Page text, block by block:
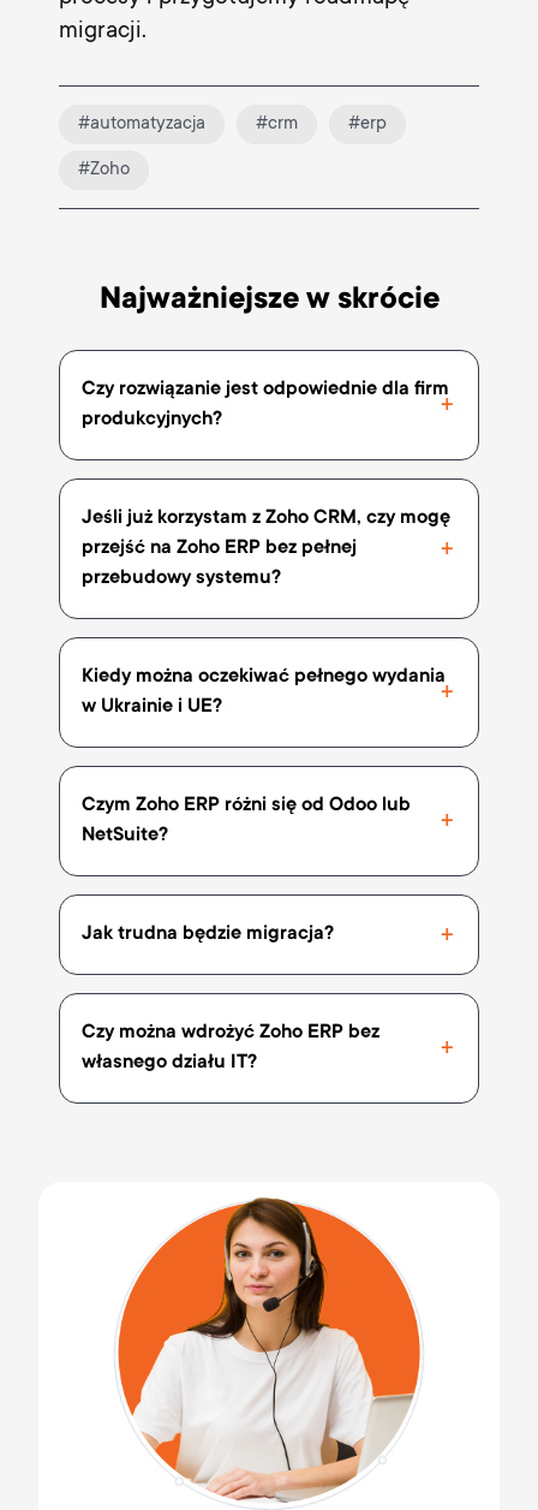
migracji.
#automatyzacja #crm #erp
#Zoho
Najważniejsze w skrócie
Czy rozwiązanie jest odpowiednie dla firm
produkcyjnych?
Jeśli już korzystam z Zoho CRM, czy mogę
przejść na Zoho ERP bez pełnej
przebudowy systemu?
Kiedy można oczekiwać pełnego wydania
w Ukrainie i UE?
Czym Zoho ERP różni się od Odoo lub
NetSuite?
Jak trudna będzie migracja?
Czy można wdrożyć Zoho ERP bez
własnego działu IT?